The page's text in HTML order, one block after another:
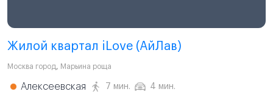
Жилой квартал iLove (АйЛав)
Москва город, Марьина роща
Алексеевская 7 мин. 4 мин.